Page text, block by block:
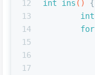
12
13
14
15
16
17
int
ins ()
{
int
for